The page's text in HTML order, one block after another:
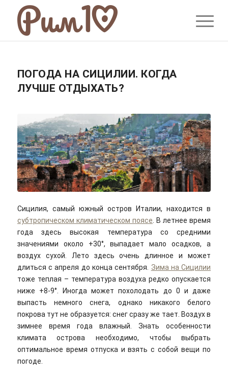
ПОГОДА НА СИЦИЛИИ. КОГДА
ЛУЧШЕ ОТДЫХАТЬ?
Сицилия, самый южный остров Италии, находится в
субтропическом климатическом поясе . В летнее время
года здесь высокая температура со средними
значениями около +30°, выпадает мало осадков, а
воздух сухой. Лето здесь очень длинное и может
длиться с апреля до конца сентября. Зима на Сицилии
тоже теплая – температура воздуха редко опускается
ниже +8-9°. Иногда может похолодать до 0 и даже
выпасть немного снега, однако никакого белого
покрова тут не образуется: снег сразу же тает. Воздух в
зимнее время года влажный. Знать особенности
климата острова необходимо, чтобы выбрать
оптимальное время отпуска и взять с собой вещи по
погоде.